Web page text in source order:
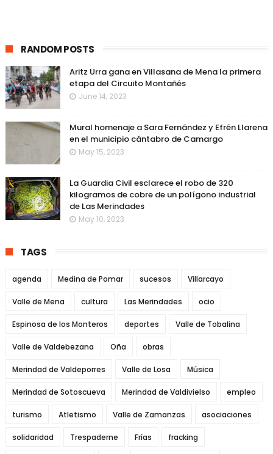
RANDOM POSTS
Aritz Urra gana en Villasana de Mena la primera
etapa del Circuito Montañés
June 14, 2023
Mural homenaje a Sara Fernández y Efrén Llarena
en el municipio cántabro de Camargo
May 15, 2023
La Guardia Civil esclarece el robo de 320
kilogramos de cobre de un polígono industrial
de Las Merindades
May 10, 2023
TAGS
agenda Medina de Pomar sucesos Villarcayo
Valle de Mena cultura Las Merindades ocio
Espinosa de los Monteros deportes Valle de Tobalina
Valle de Valdebezana Oña obras
Merindad de Valdeporres Valle de Losa Música
Merindad de Sotoscueva Merindad de Valdivielso empleo
turismo Atletismo Valle de Zamanzas asociaciones
solidaridad Trespaderne Frías fracking